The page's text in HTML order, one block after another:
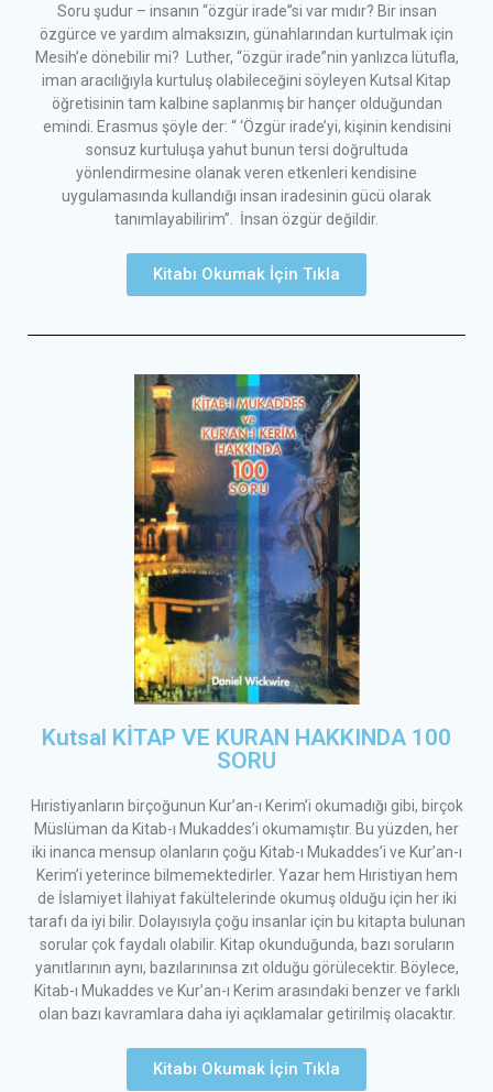
Soru şudur – insanın “özgür irade”si var mıdır? Bir insan
özgürce ve yardım almaksızın, günahlarından kurtulmak için
Mesih’e dönebilir mi? Luther, “özgür irade”nin yanlızca lütufla,
iman aracılığıyla kurtuluş olabileceğini söyleyen Kutsal Kitap
öğretisinin tam kalbine saplanmış bir hançer olduğundan
emindi. Erasmus şöyle der: “ ‘Özgür irade’yi, kişinin kendisini
sonsuz kurtuluşa yahut bunun tersi doğrultuda
yönlendirmesine olanak veren etkenleri kendisine
uygulamasında kullandığı insan iradesinin gücü olarak
tanımlayabilirim”. İnsan özgür değildir.
Kitabı Okumak İçin Tıkla
Kutsal KİTAP VE KURAN HAKKINDA 100
SORU
Hıristiyanların birçoğunun Kur’an-ı Kerim’i okumadığı gibi, birçok
Müslüman da Kitab-ı Mukaddes’i okumamıştır. Bu yüzden, her
iki inanca mensup olanların çoğu Kitab-ı Mukaddes’i ve Kur’an-ı
Kerim’i yeterince bilmemektedirler. Yazar hem Hıristiyan hem
de İslamiyet İlahiyat fakültelerinde okumuş olduğu için her iki
tarafı da iyi bilir. Dolayısıyla çoğu insanlar için bu kitapta bulunan
sorular çok faydalı olabilir. Kitap okunduğunda, bazı soruların
yanıtlarının aynı, bazılarınınsa zıt olduğu görülecektir. Böylece,
Kitab-ı Mukaddes ve Kur’an-ı Kerim arasındaki benzer ve farklı
olan bazı kavramlara daha iyi açıklamalar getirilmiş olacaktır.
Kitabı Okumak İçin Tıkla